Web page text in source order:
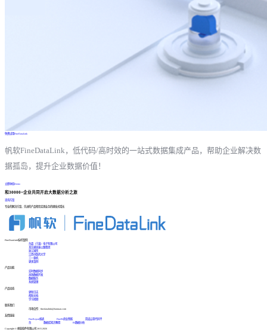
免费试用FineDataLink
帆软FineDataLink，低代码/高时效的一站式数据集成产品，帮助企业解决数
据孤岛，提升企业数据价值！
立即体验Demo
和30000+企业共同开启大数据分析之旅
咨询方案
专业的解决方案、先进的产品帮您实现业务的爆发式增长
FineDataLink标杆案例
台晶（宁波）电子有限公司
某交通高速公路集团
浙江国贸
江西中医药大学
三一重机
更多案例
产品功能
实时数据同步
高效数据开发
数据服务
系统管理
产品动态
更新日志
帮助文档
学习视频
联系我们
市场合作：finedatalink@fanruan.com
友情链接
FineReport报表
FineBI商业智能
简道云零代码平
台
数据库知识教程 BI数据分析
Copyright © 帆软软件有限公司 2015-2026